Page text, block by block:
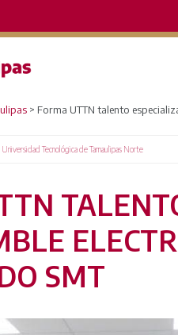
> Forma UTTN talento
Universidad Tecnológica de Tamaulipas Norte
SMT